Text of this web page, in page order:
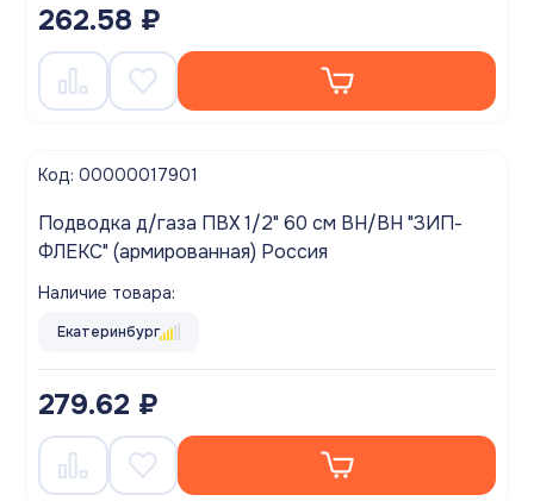
262.58 ₽
Код: 00000017901
Подводка д/газа ПВХ 1/2" 60 см ВН/ВН "ЗИП-
ФЛЕКС" (армированная) Россия
Наличие товара:
Екатеринбург
279.62 ₽